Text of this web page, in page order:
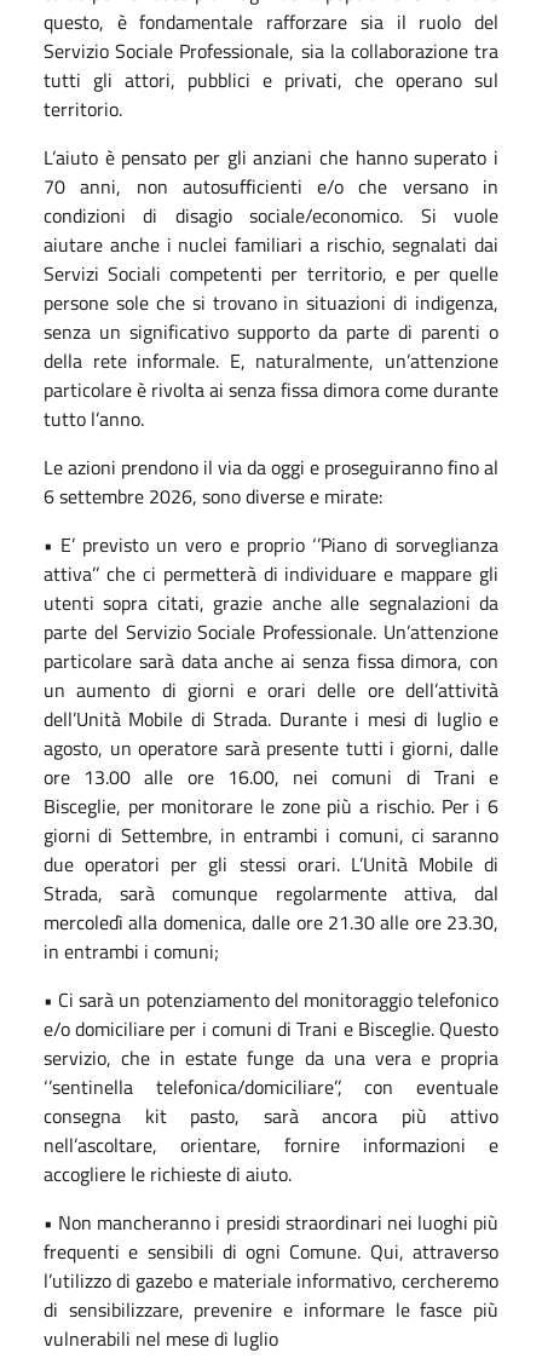
questo, è fondamentale rafforzare sia il ruolo del
Servizio Sociale Professionale, sia la collaborazione tra
tutti gli attori, pubblici e privati, che operano sul
territorio.
L’aiuto è pensato per gli anziani che hanno superato i
70 anni, non autosufficienti e/o che versano in
condizioni di disagio sociale/economico. Si vuole
aiutare anche i nuclei familiari a rischio, segnalati dai
Servizi Sociali competenti per territorio, e per quelle
persone sole che si trovano in situazioni di indigenza,
senza un significativo supporto da parte di parenti o
della rete informale. E, naturalmente, un’attenzione
particolare è rivolta ai senza fissa dimora come durante
tutto l’anno.
Le azioni prendono il via da oggi e proseguiranno fino al
6 settembre 2026, sono diverse e mirate:
• E’ previsto un vero e proprio ‘’Piano di sorveglianza
attiva’’ che ci permetterà di individuare e mappare gli
utenti sopra citati, grazie anche alle segnalazioni da
parte del Servizio Sociale Professionale. Un’attenzione
particolare sarà data anche ai senza fissa dimora, con
un aumento di giorni e orari delle ore dell’attività
dell’Unità Mobile di Strada. Durante i mesi di luglio e
agosto, un operatore sarà presente tutti i giorni, dalle
ore 13.00 alle ore 16.00, nei comuni di Trani e
Bisceglie, per monitorare le zone più a rischio. Per i 6
giorni di Settembre, in entrambi i comuni, ci saranno
due operatori per gli stessi orari. L’Unità Mobile di
Strada, sarà comunque regolarmente attiva, dal
mercoledì alla domenica, dalle ore 21.30 alle ore 23.30,
in entrambi i comuni;
• Ci sarà un potenziamento del monitoraggio telefonico
e/o domiciliare per i comuni di Trani e Bisceglie. Questo
servizio, che in estate funge da una vera e propria
‘’sentinella telefonica/domiciliare’’, con eventuale
consegna kit pasto, sarà ancora più attivo
nell’ascoltare, orientare, fornire informazioni e
accogliere le richieste di aiuto.
• Non mancheranno i presidi straordinari nei luoghi più
frequenti e sensibili di ogni Comune. Qui, attraverso
l’utilizzo di gazebo e materiale informativo, cercheremo
di sensibilizzare, prevenire e informare le fasce più
vulnerabili nel mese di luglio